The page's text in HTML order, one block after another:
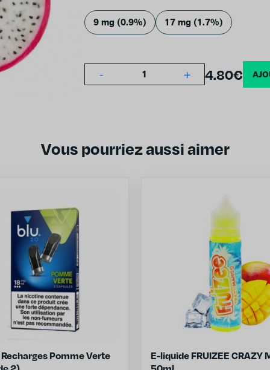
9 mg (0.9%) 17 mg (1.7%)
- 1 + 4.80€
Vous pourriez aussi aimer
Recharges Pomme Verte
E-liquide FRUIZEE CRAZY